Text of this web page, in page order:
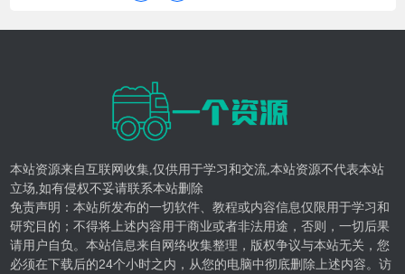
本站资源来自互联网收集,仅供用于学习和交流,本站资源不代表本站
立场,如有侵权不妥请联系本站删除
免责声明：本站所发布的一切软件、教程或内容信息仅限用于学习和
研究目的；不得将上述内容用于商业或者非法用途，否则，一切后果
请用户自负。本站信息来自网络收集整理，版权争议与本站无关，您
必须在下载后的24个小时之内，从您的电脑中彻底删除上述内容。访